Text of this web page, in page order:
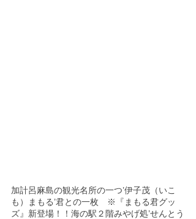
加計呂麻島の観光名所の一つ’伊子茂（いこ
も）まもる’君との一枚　※『まもる君グッ
ズ』新登場！！海の駅２階みやげ処’せんとう